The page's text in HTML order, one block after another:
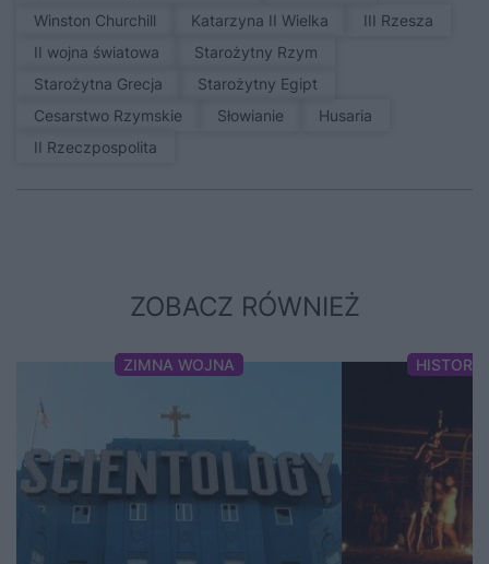
Winston Churchill
Katarzyna II Wielka
III Rzesza
II wojna światowa
Starożytny Rzym
Starożytna Grecja
Starożytny Egipt
Cesarstwo Rzymskie
Słowianie
Husaria
II Rzeczpospolita
ZOBACZ RÓWNIEŻ
ZIMNA WOJNA